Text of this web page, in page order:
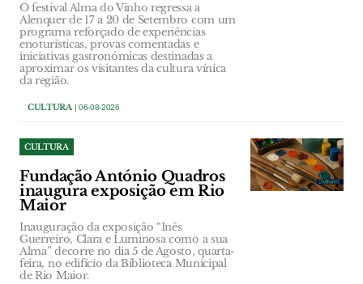
O festival Alma do Vinho regressa a
Alenquer de 17 a 20 de Setembro com um
programa reforçado de experiências
enoturísticas, provas comentadas e
iniciativas gastronómicas destinadas a
aproximar os visitantes da cultura vínica
da região.
CULTURA| 06-08-2026
CULTURA
Fundação António Quadros
inaugura exposição em Rio
Maior
Inauguração da exposição “Inês
Guerreiro, Clara e Luminosa como a sua
Alma” decorre no dia 5 de Agosto, quarta-
feira, no edifício da Biblioteca Municipal
de Rio Maior.